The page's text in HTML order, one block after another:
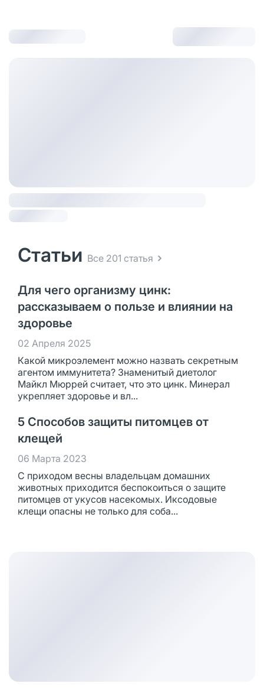
Статьи Все 201 статья
Для чего организму цинк:
рассказываем о пользе и влиянии на
здоровье
02 Апреля 2025
Какой микроэлемент можно назвать секретным
агентом иммунитета? Знаменитый диетолог
Майкл Мюррей считает, что это цинк. Минерал
укрепляет здоровье и вл...
5 Способов защиты питомцев от
клещей
06 Марта 2023
С приходом весны владельцам домашних
животных приходится беспокоиться о защите
питомцев от укусов насекомых. Иксодовые
клещи опасны не только для соба...